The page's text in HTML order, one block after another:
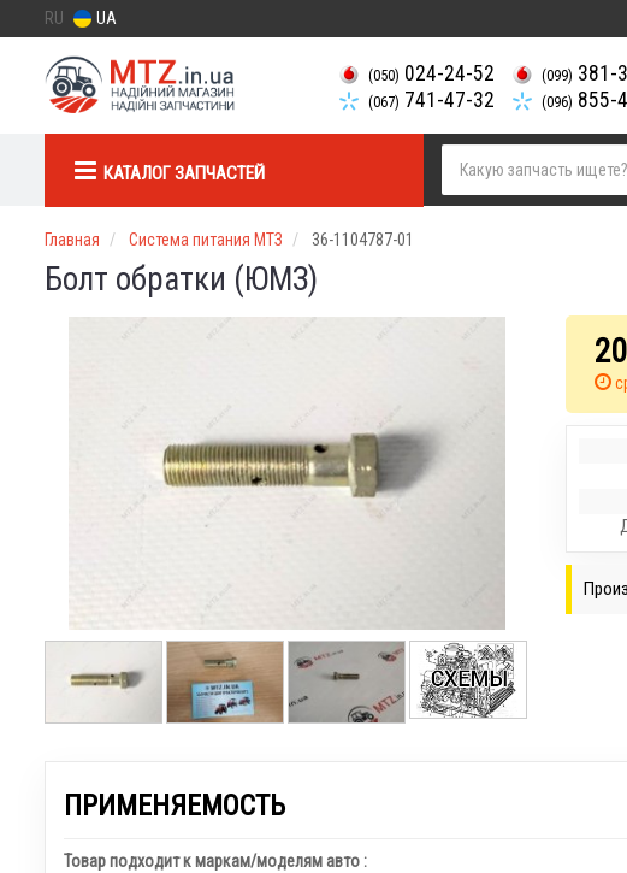
RU UA
(050) 024-24-52
(067) 741-47-32
(099) 381-
(096) 855-
КАТАЛОГ ЗАПЧАСТЕЙ
Главная Система питания МТЗ 36-1104787-01
Болт обратки (ЮМЗ)
20
ПРИМЕНЯЕМОСТЬ
Товар подходит к маркам/моделям авто :